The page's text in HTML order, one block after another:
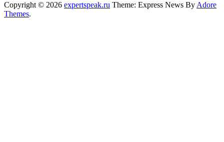
Copyright © 2026 expertspeak.ru Theme: Express News By Adore
Themes.